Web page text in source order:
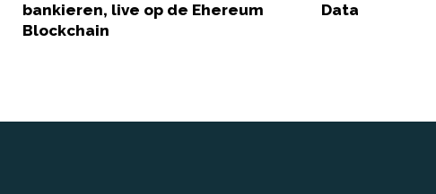
bankieren, live op de Ehereum
Blockchain
Data